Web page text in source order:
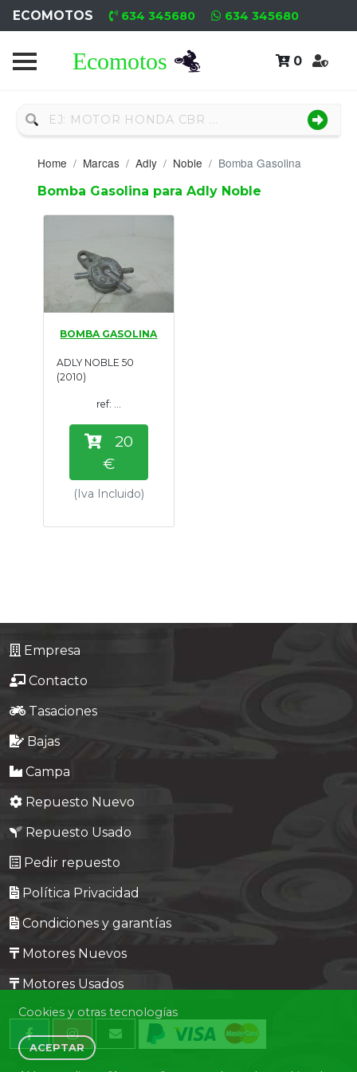
ECOMOTOS 634 345680 634 345680
0
Home
Nuevo
Neumáticos
Campa
Motores
Nuevos
Motores
Usados
Tasaciones
Formulario
Empresa
Contacto
Home Marcas Adly Noble Bomba Gasolina
Bomba Gasolina para Adly Noble
BOMBA GASOLINA
ADLY NOBLE 50
(2010)
ref: ...
20
€
(Iva Incluido)
Empresa
Contacto
Tasaciones
Bajas
Campa
Repuesto Nuevo
Repuesto Usado
Pedir repuesto
Política Privacidad
Condiciones y garantías
Motores Nuevos
Motores Usados
Cookies y otras tecnologías
ACEPTAR